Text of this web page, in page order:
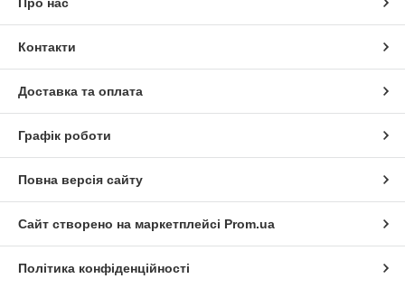
Про нас
Контакти
Доставка та оплата
Графік роботи
Повна версія сайту
Сайт створено на маркетплейсі Prom.ua
Політика конфіденційності